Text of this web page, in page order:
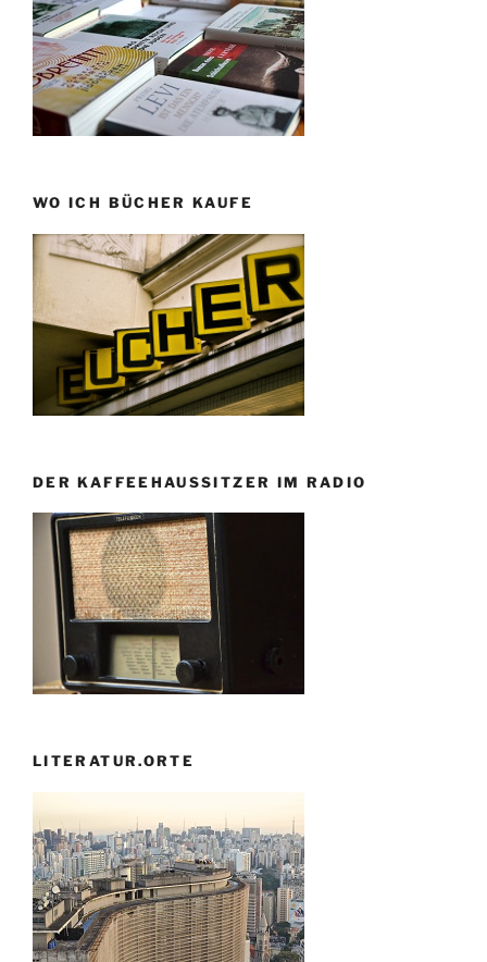
WO ICH BÜCHER KAUFE
DER KAFFEEHAUSSITZER IM RADIO
LITERATUR.ORTE